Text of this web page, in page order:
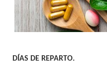
DÍAS DE REPARTO.